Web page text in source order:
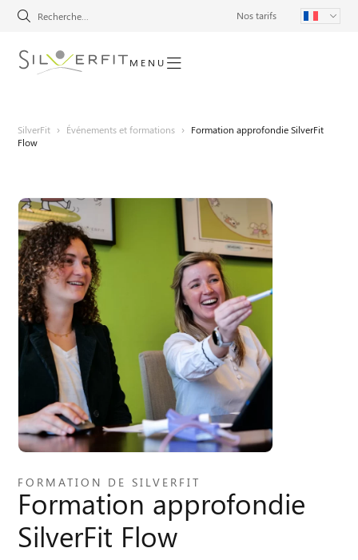
Nos tarifs
MENU
SilverFit › Événements et formations › Formation approfondie SilverFit
Flow
FORMATION DE SILVERFIT
Formation approfondie
SilverFit Flow